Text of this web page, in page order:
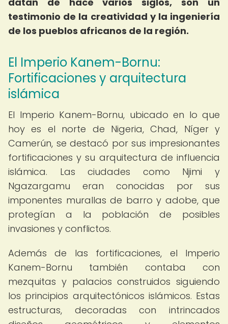
testimonio de la creatividad y la ingeniería
de los pueblos africanos de la región.
El Imperio Kanem-Bornu:
Fortificaciones y arquitectura
islámica
El Imperio Kanem-Bornu, ubicado en lo que
hoy es el norte de Nigeria, Chad, Níger y
Camerún, se destacó por sus impresionantes
fortificaciones y su arquitectura de influencia
islámica. Las ciudades como Njimi y
Ngazargamu eran conocidas por sus
imponentes murallas de barro y adobe, que
protegían a la población de posibles
invasiones y conflictos.
Además de las fortificaciones, el Imperio
Kanem-Bornu también contaba con
mezquitas y palacios construidos siguiendo
los principios arquitectónicos islámicos. Estas
estructuras, decoradas con intrincados